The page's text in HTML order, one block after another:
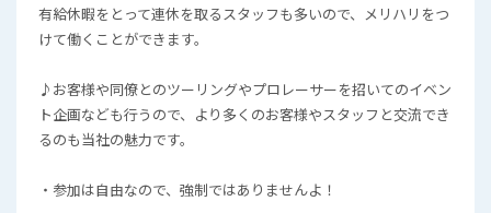
有給休暇をとって連休を取るスタッフも多いので、メリハリをつ
けて働くことができます。
♪お客様や同僚とのツーリングやプロレーサーを招いてのイベン
ト企画なども行うので、より多くのお客様やスタッフと交流でき
るのも当社の魅力です。
・参加は自由なので、強制ではありませんよ！